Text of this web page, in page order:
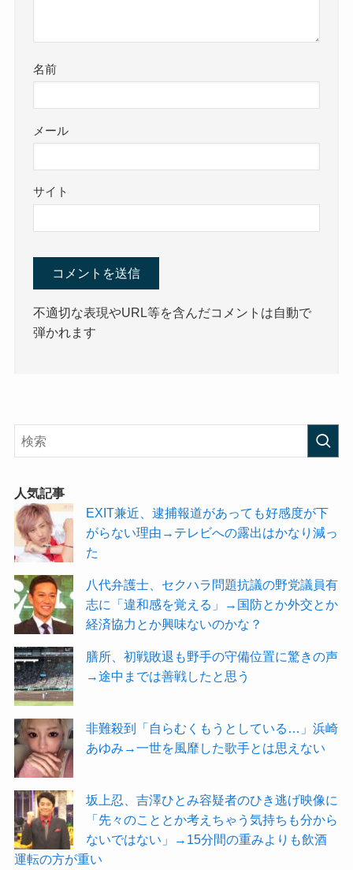
名前
メール
サイト
不適切な表現やURL等を含んだコメントは自動で
弾かれます
人気記事
EXIT兼近、逮捕報道があっても好感度が下
がらない理由→テレビへの露出はかなり減っ
た
八代弁護士、セクハラ問題抗議の野党議員有
志に「違和感を覚える」→国防とか外交とか
経済協力とか興味ないのかな？
膳所、初戦敗退も野手の守備位置に驚きの声
→途中までは善戦したと思う
非難殺到「自らむくもうとしている…」浜崎
あゆみ→一世を風靡した歌手とは思えない
坂上忍、吉澤ひとみ容疑者のひき逃げ映像に
「先々のこととか考えちゃう気持ちも分から
ないではない」→15分間の重みよりも飲酒
運転の方が重い